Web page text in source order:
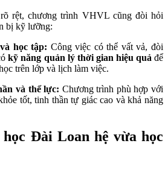
rệt, chương trình VHVL cũng đòi hỏi
bị kỹ lưỡng:
học tập: Công việc có thể vất vả, đòi
kỹ năng quản lý thời gian hiệu quả để
trên lớp và lịch làm việc.
và thể lực: Chương trình phù hợp với
tốt, tinh thần tự giác cao và khả năng
Đài Loan hệ vừa học